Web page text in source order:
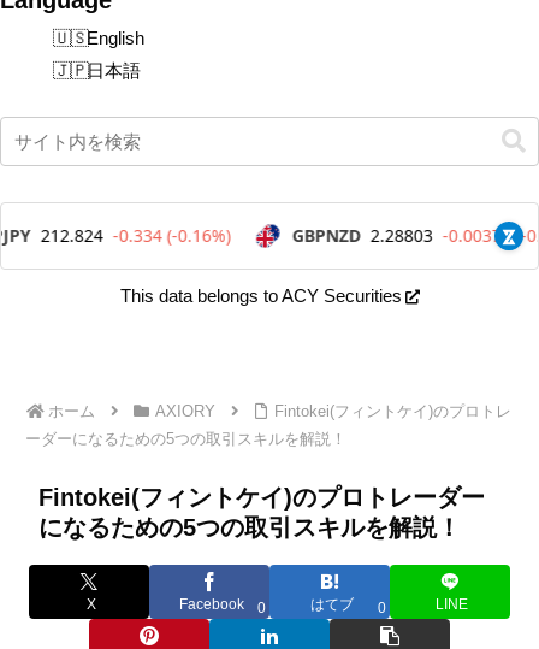
English
日本語
This data belongs to ACY Securities
ホーム AXIORY
Fintokei(フィントケイ)のプロトレ
ーダーになるための5つの取引スキルを解説！
Fintokei(フィントケイ)のプロトレーダー
になるための5つの取引スキルを解説！
X Facebook 0 はてブ 0 LINE